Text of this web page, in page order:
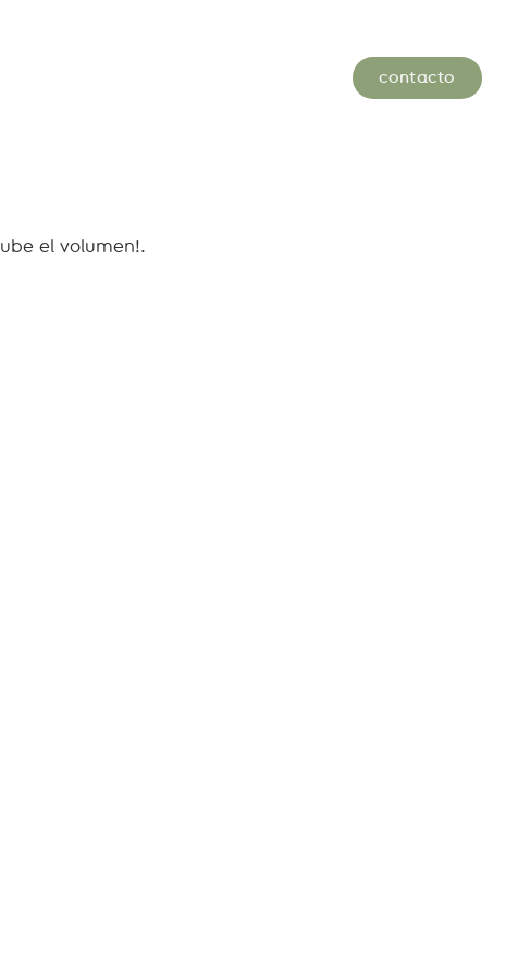
contacto
el volumen!.